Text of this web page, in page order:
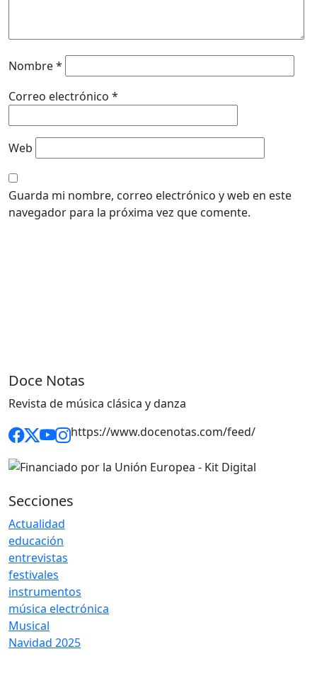
Nombre*
Correo electrónico *
Web
Guarda mi nombre, correo electrónico y web en este
navegador para la próxima vez que comente.
Doce Notas
Revista de música clásica y danza
https://www.docenotas.com/feed/
Secciones
Actualidad
educación
entrevistas
festivales
instrumentos
música electrónica
Musical
Navidad 2025